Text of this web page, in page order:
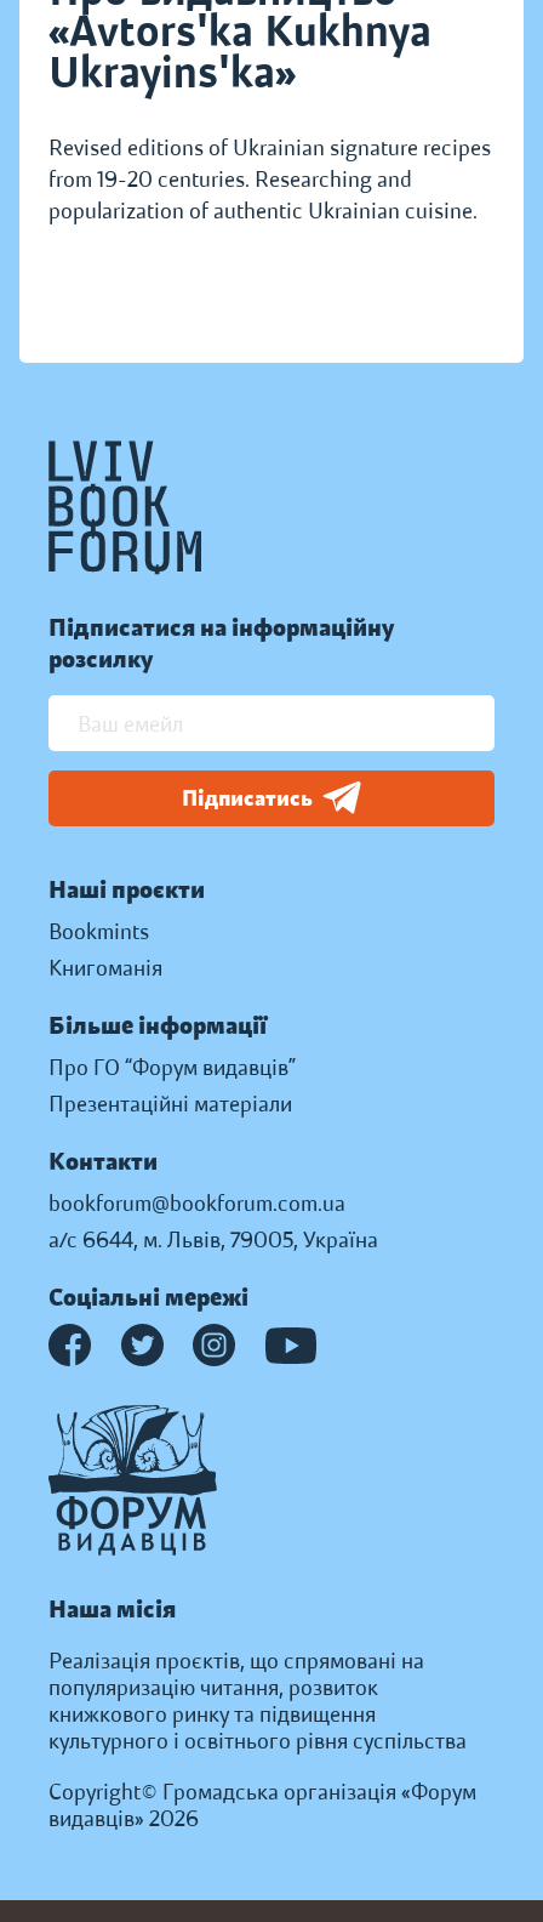
«Avtors'ka Kukhnya
Ukrayins'ka»
Revised editions of Ukrainian signature recipes
from 19-20 centuries. Researching and
popularization of authentic Ukrainian cuisine.
Підписатися на інформаційну
розсилку
Підписатись
Наші проєкти
Bookmints
Книгоманія
Більше інформації
Про ГО “Форум видавців”
Презентаційні матеріали
Контакти
bookforum@bookforum.com.ua
а/с 6644, м. Львів, 79005, Україна
Соціальні мережі
Наша місія
Реалізація проєктів, що спрямовані на
популяризацію читання, розвиток
книжкового ринку та підвищення
культурного і освітнього рівня суспільства
Copyright© Громадська організація «Форум
видавців» 2026